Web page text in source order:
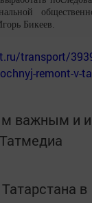
Бикеев.
transport/
remont-v-
важным и
Татмедиа
в